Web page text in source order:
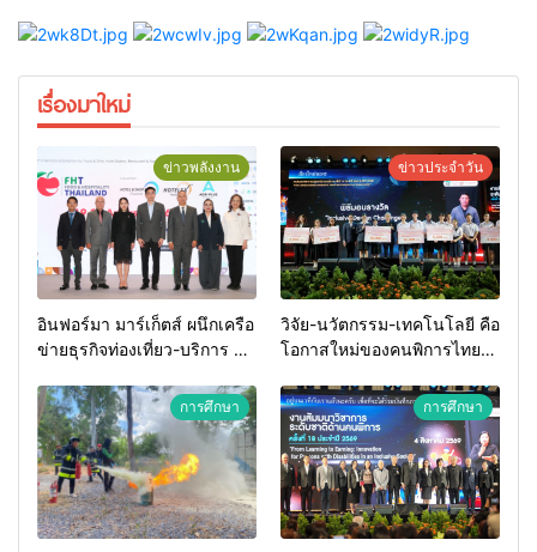
เรื่องมาใหม่
ข่าวพลังงาน
อินฟอร์มา มาร์เก็ตส์ ผนึกเครือ
ข่ายธุรกิจท่องเที่ยว-บริการ จัด
2026 เชื่อม 4 งานใหญ่ สร้าง
โอกาสธุรกิจครบวงจร ด้วย
ครับ
ข่าวประจำวัน
วิจัย-นวัตกรรม-เทคโนโลยี คือ
โอกาสใหม่ของคนพิการไทย
ประเทศ
การศึกษา การศึกษา